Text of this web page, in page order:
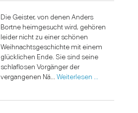
Die Geister, von denen Anders
Bortne heimgesucht wird, gehören
leider nicht zu einer schönen
Weihnachtsgeschichte mit einem
glücklichen Ende. Sie sind seine
schlaflosen Vorgänger der
vergangenen Nä... Weiterlesen …